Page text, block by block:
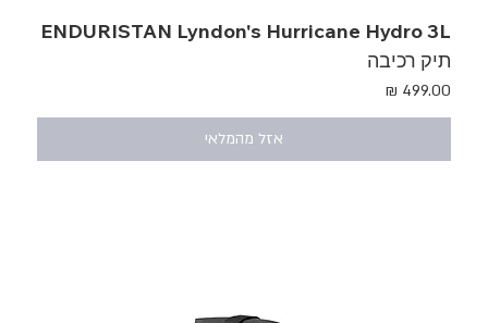
ENDURISTAN Lyndon's Hurricane Hydro 3L
תיק רכיבה
מחיר
אזל מהמלאי